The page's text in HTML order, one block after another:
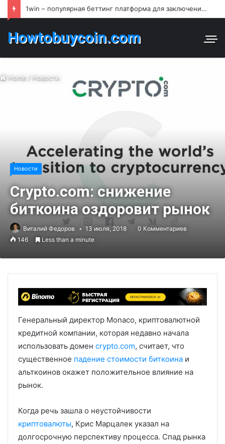
1win – популярная беттинг платформа для заключения пари и азартных игр в Узбекистане
Howtobuycoin.com
Home/Новости
Новости
Crypto.com: снижение
биткоина оздоровит рынок
Виталий Федоров 13 июля, 2018
0 Комментариев
146
Less than a minute
Генеральный директор Monaco, криптовалютной
кредитной компании, которая недавно начала
использовать домен crypto.com, считает, что
существенное падение стоимости биткоина и
альткоинов окажет положительное влияние на
рынок.
Когда речь зашла о неустойчивости
криптовалюты, Крис Марцалек указал на
долгосрочную перспективу процесса. Спад рынка